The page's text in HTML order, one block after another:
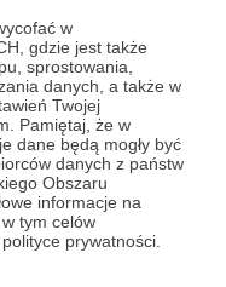
w
gdzie jest także
sprostowania,
danych, a także w
Twojej
Pamiętaj, że w
dane będą mogły być
danych z państw
Obszaru
informacje na
tym celów
prywatności.